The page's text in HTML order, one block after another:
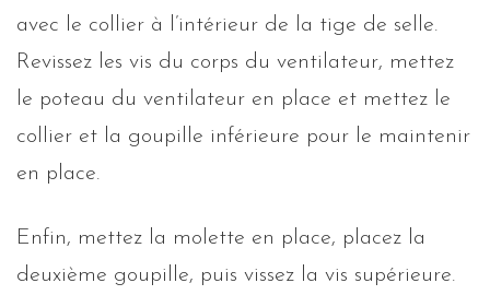
avec le collier à l’intérieur de la tige de selle.
Revissez les vis du corps du ventilateur, mettez
le poteau du ventilateur en place et mettez le
collier et la goupille inférieure pour le maintenir
en place.
Enfin, mettez la molette en place, placez la
deuxième goupille, puis vissez la vis supérieure.